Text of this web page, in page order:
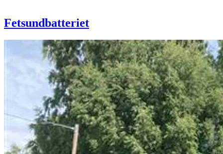
Fetsundbatteriet